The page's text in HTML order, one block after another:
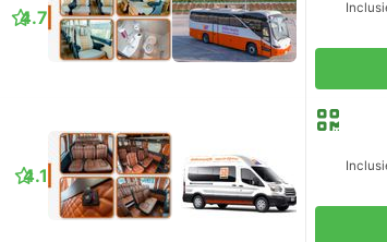
4.7
4.1